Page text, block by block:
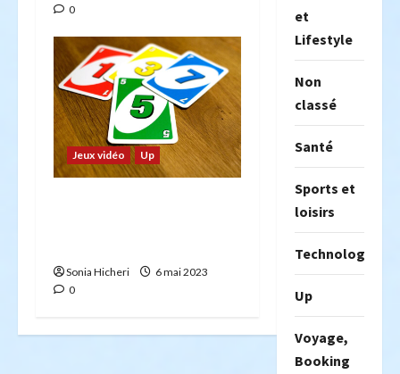
0
Jeux vidéo Up
Sonia Hicheri
6 mai 2023
0
et
Lifestyle
Non
classé
Santé
Sports et
loisirs
Technologie
Up
Voyage,
Booking